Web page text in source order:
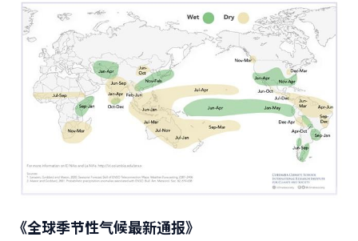
《全球季节性气候最新通报》